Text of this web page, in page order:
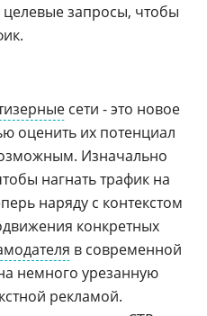
целевые запросы, чтобы
сети - это новое
оценить их потенциал
Изначально
нагнать трафик на
наряду с контекстом
конкретных
в современной
немного урезанную
рекламой.